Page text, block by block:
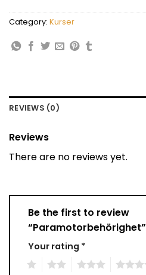
Category: Kurser
REVIEWS (0)
Reviews
There are no reviews yet.
Be the first to review
“Paramotorbehörighet”
Your rating *